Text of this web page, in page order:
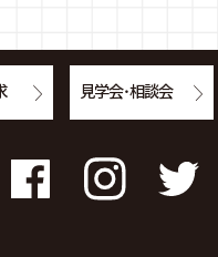
FacebookInstagramTwitter
見学会・相談会